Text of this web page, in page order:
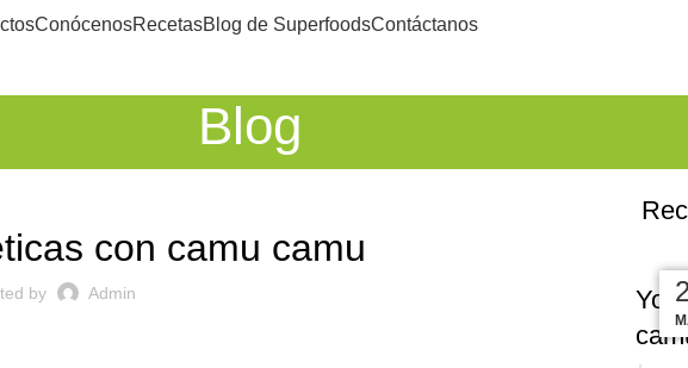
ConócenosRecetasBlog de SuperfoodsContáctanos
Blog
con camu camu
by Admin